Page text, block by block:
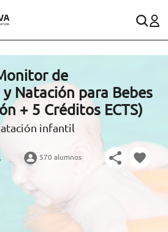
en España)
de
Natación para Bebes
+ 5 Créditos ECTS)
infantil
570 alumnos